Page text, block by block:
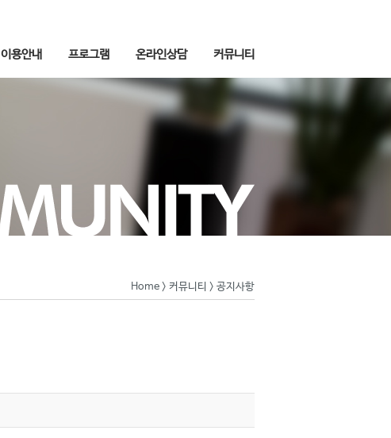
이용안내 프로그램 온라인상담 커뮤니티
Home > 커뮤니티 > 공지사항